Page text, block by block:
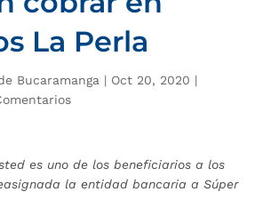
La Perla
Bucaramanga | Oct 20, 2020 |
es uno de los beneficiarios a los
la entidad bancaria a Súper